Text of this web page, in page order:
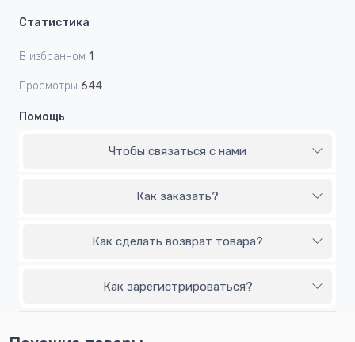
Статистика
В избранном 1
Просмотры 644
Помощь
Чтобы связаться с нами
Как заказать?
Как сделать возврат товара?
Как зарегистрироваться?